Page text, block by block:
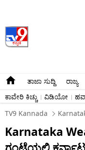
ತಾಜಾ ಸುದ್ದಿ ರಾಜ್ಯ
ಕಾವೇರಿ ಕಿಚ್ಚು
ವಿಡಿಯೋ
TV9 Kannada
Karnataka